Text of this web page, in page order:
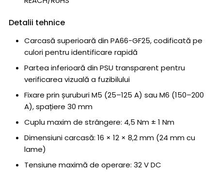
Detalii tehnice
Carcasă superioară din PA66-GF25, codificată pe
culori pentru identificare rapidă
Partea inferioară din PSU transparent pentru
verificarea vizuală a fuzibilului
Fixare prin șuruburi M5 (25–125 A) sau M6 (150–200
A), spațiere 30 mm
Cuplu maxim de strângere: 4,5 Nm ± 1 Nm
Dimensiuni carcasă: 16 × 12 × 8,2 mm (24 mm cu
lame)
Tensiune maximă de operare: 32 V DC